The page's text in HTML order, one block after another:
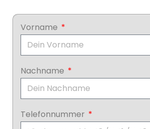
Vorname
Nachname
Telefonnummer